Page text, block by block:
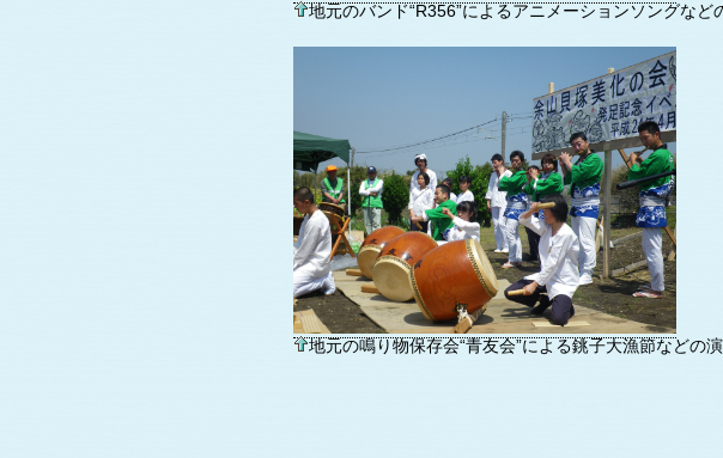
地元のバンド“R356”によるアニメーションソングなど
地元の鳴り物保存会“青友会”による銚子大漁節などの